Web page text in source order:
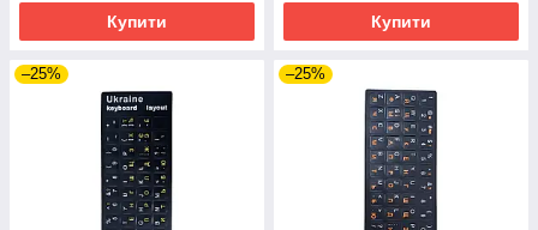
Купити Купити
–25% –25%